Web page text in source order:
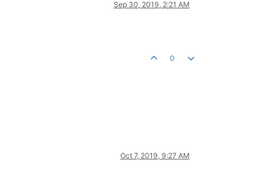
Sep 30, 2019, 2:21 AM
0
Oct 7, 2019, 9:27 AM